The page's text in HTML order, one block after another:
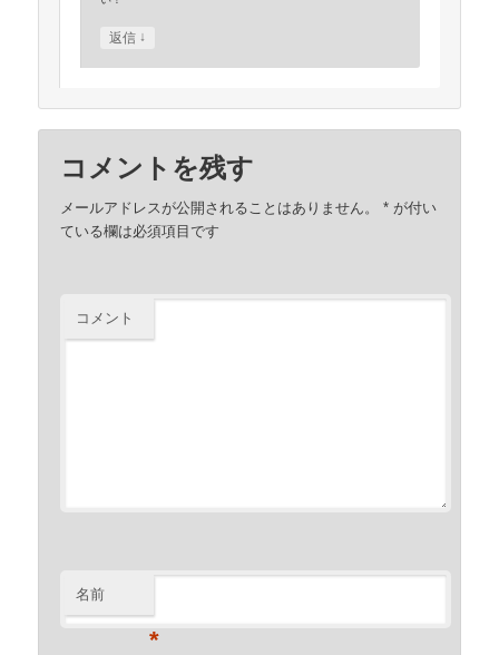
返信 ↓
コメントを残す
メールアドレスが公開されることはありません。 *が付い
ている欄は必須項目です
コメント
名前
*